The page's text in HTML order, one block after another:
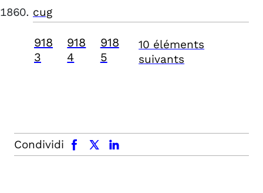
cug
918
3
918
4
918
5
10 éléments
suivants
Condividi
facebook x.com linkedin